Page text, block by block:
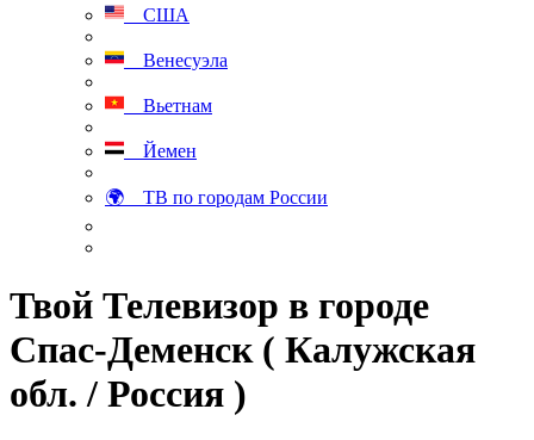
США
Венесуэла
Вьетнам
Йемен
🌍 ТВ по городам России
Твой Телевизор в городе
Спас-Деменск ( Калужская
обл. / Россия )